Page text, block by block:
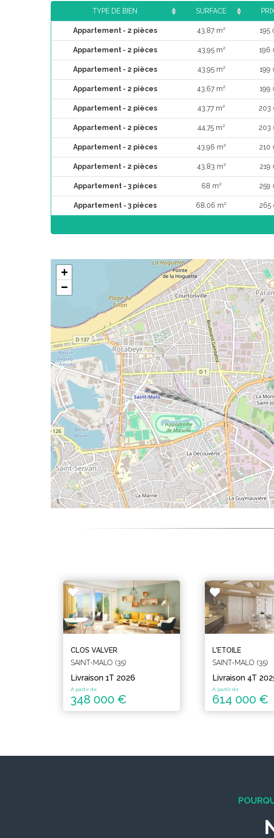
TYPE DE BIEN SURFACE
Appartement - 2 pièces 43,87 m² 195
Appartement - 2 pièces 43,95 m² 196
Appartement - 2 pièces 43,95 m² 199
Appartement - 2 pièces 43,67 m² 199
Appartement - 2 pièces 43,77 m² 203
Appartement - 2 pièces 44,75 m² 203
Appartement - 2 pièces 43,96 m² 210
Appartement - 2 pièces 43,83 m² 219
Appartement - 3 pièces 68 m² 259
Appartement - 3 pièces 68,06 m² 265
+
−
CLOS VALVER
SAINT-MALO (35)
Livraison 1T 2026
A partir de
348 000 €
L'ETOILE
SAINT-MALO (35)
Livraison 4T
A partir de
614 000 €